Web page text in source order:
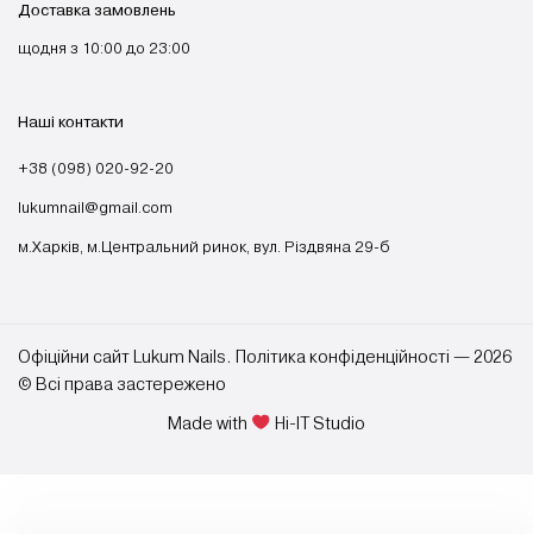
Доставка замовлень
щодня з 10:00 до 23:00
Наші контакти
+38 (098) 020-92-20
lukumnail@gmail.com
м.Харків, м.Центральний ринок, вул. Різдвяна 29-б
Офіційни сайт Lukum Nails. Політика конфіденційності — 2026
© Всі права застережено
Made with Hi-IT Studio